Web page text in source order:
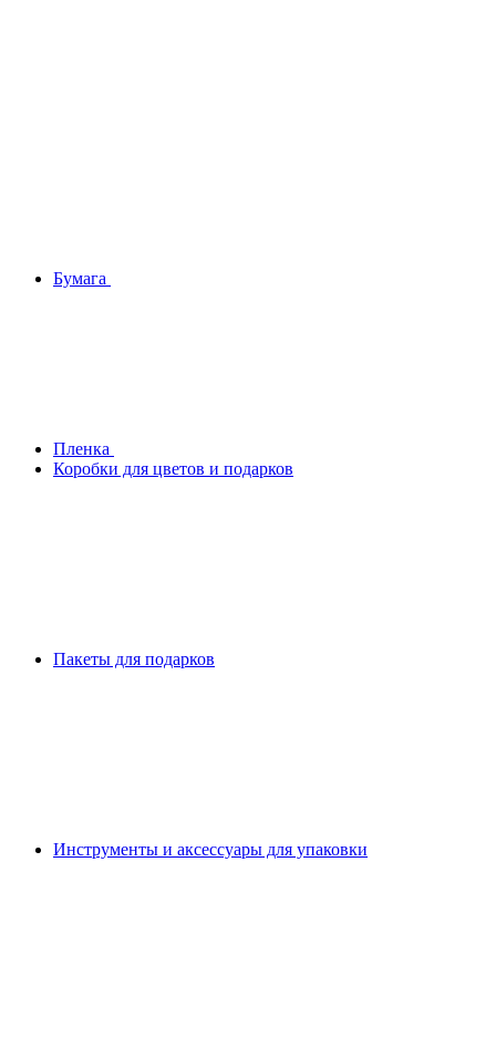
Бумага
Плeнка
Коробки для цветов и подарков
Пакеты для подарков
Инструменты и аксессуары для упаковки